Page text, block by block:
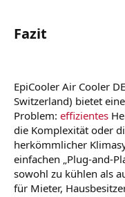
Fazit
EpiCooler Air Cooler
Switzerland) bietet
Problem: effizientes
die Komplexität oder
herkömmlicher
einfachen „Plug-and-
sowohl zu kühlen als
für Mieter,